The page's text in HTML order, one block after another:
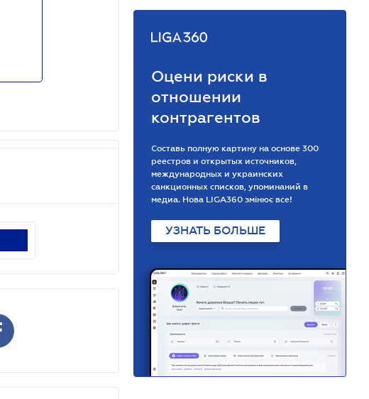
Оцени риски в
отношении
контрагентов
Составь полную картину на основе 300
реестров и открытых источников,
международных и украинских
санкционных списков, упоминаний в
медиа. Нова LIGA360 змінює все!
УЗНАТЬ БОЛЬШЕ